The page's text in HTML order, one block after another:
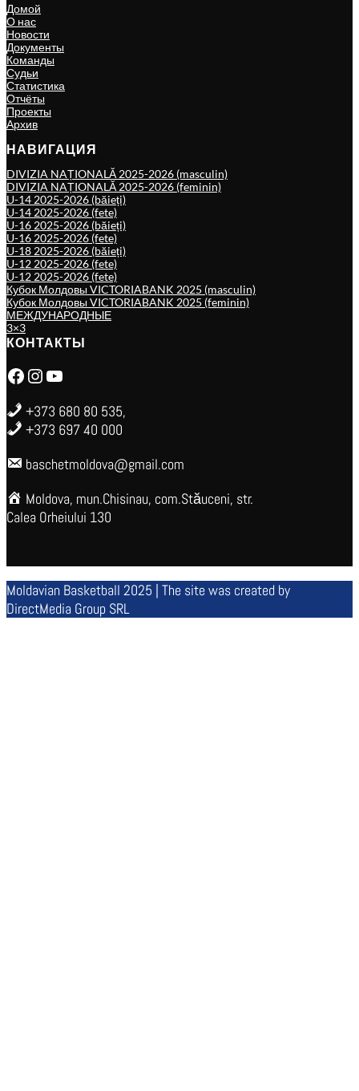
Домой
О нас
Новости
Документы
Команды
Судьи
Статистика
Отчёты
Проекты
Архив
НАВИГАЦИЯ
DIVIZIA NAȚIONALĂ 2025-2026 (masculin)
DIVIZIA NAȚIONALĂ 2025-2026 (feminin)
U-14 2025-2026 (băieți)
U-14 2025-2026 (fete)
U-16 2025-2026 (băieți)
U-16 2025-2026 (fete)
U-18 2025-2026 (băieți)
U-12 2025-2026 (fete)
U-12 2025-2026 (fete)
Кубок Молдовы VICTORIABANK 2025 (masculin)
Кубок Молдовы VICTORIABANK 2025 (feminin)
МЕЖДУНАРОДНЫЕ
3×3
КОНТАКТЫ
Facebook Instagram YouTube
+373 680 80 535,
+373 697 40 000
baschetmoldova@gmail.com
Moldova, mun.Chisinau, com.Stăuceni, str.
Calea Orheiului 130
Moldavian Basketball 2025 | The site was created by
DirectMedia Group SRL